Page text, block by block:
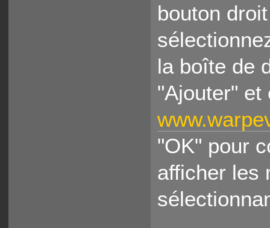
bouton
la boîte de
"Ajouter" et
"OK" pour
afficher les